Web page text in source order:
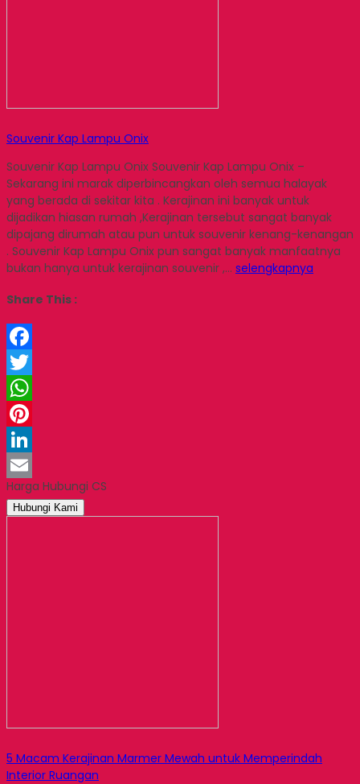
Souvenir Kap Lampu Onix
Souvenir Kap Lampu Onix Souvenir Kap Lampu Onix –
Sekarang ini marak diperbincangkan oleh semua halayak
yang berada di sekitar kita . Kerajinan ini banyak untuk
dijadikan hiasan rumah ,Kerajinan tersebut sangat banyak
dipajang dirumah atau pun untuk souvenir kenang-kenangan
. Souvenir Kap Lampu Onix pun sangat banyak manfaatnya
bukan hanya untuk kerajinan souvenir ,… selengkapnya
Share This :
Facebook
Twitter
WhatsApp
Pinterest
LinkedIn
Email
Harga Hubungi CS
Hubungi Kami
5 Macam Kerajinan Marmer Mewah untuk Memperindah
Interior Ruangan